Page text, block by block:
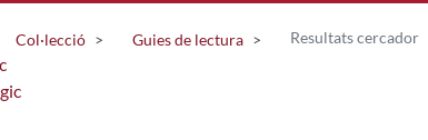
Col·lecció Guies de lectura Resultats cercador